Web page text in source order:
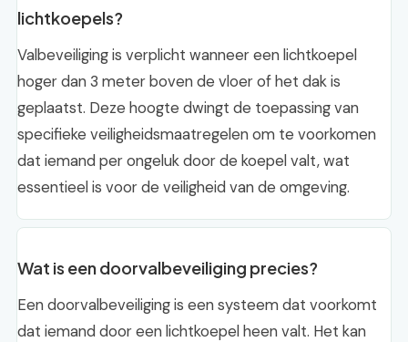
lichtkoepels?
Valbeveiliging is verplicht wanneer een lichtkoepel
hoger dan 3 meter boven de vloer of het dak is
geplaatst. Deze hoogte dwingt de toepassing van
specifieke veiligheidsmaatregelen om te voorkomen
dat iemand per ongeluk door de koepel valt, wat
essentieel is voor de veiligheid van de omgeving.
Wat is een doorvalbeveiliging precies?
Een doorvalbeveiliging is een systeem dat voorkomt
dat iemand door een lichtkoepel heen valt. Het kan